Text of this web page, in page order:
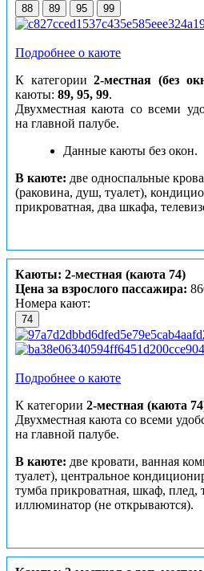
88 89 95 99
Подробнее о каюте
К категории2-местная (без
каюты: 89, 95, 99.
Двухместная каюта со всеми
на главной палубе.
Данные каюты без окон.
В каюте: две односпальные
(раковина, душ, туалет),
прикроватная, два шкафа,
Каюты: 2-местная (каюта 74)
Цена за взрослого пассажира:
Номера кают:
74
Подробнее о каюте
К категории 2-местная (каюта
Двухместная каюта со всеми
на главной палубе.
В каюте: две кровати, ванная
туалет), центральное
тумба прикроватная, шкаф, плед,
иллюминатор (не открываются).